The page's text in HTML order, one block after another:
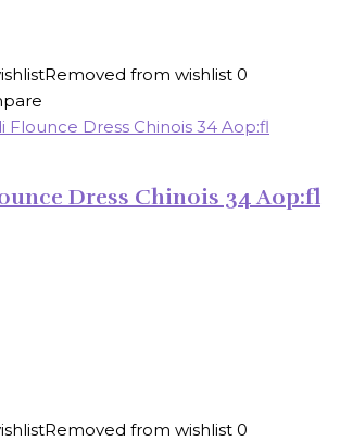
Removed from wishlist 0
Dress Chinois 34 Aop:fl
Removed from wishlist 0